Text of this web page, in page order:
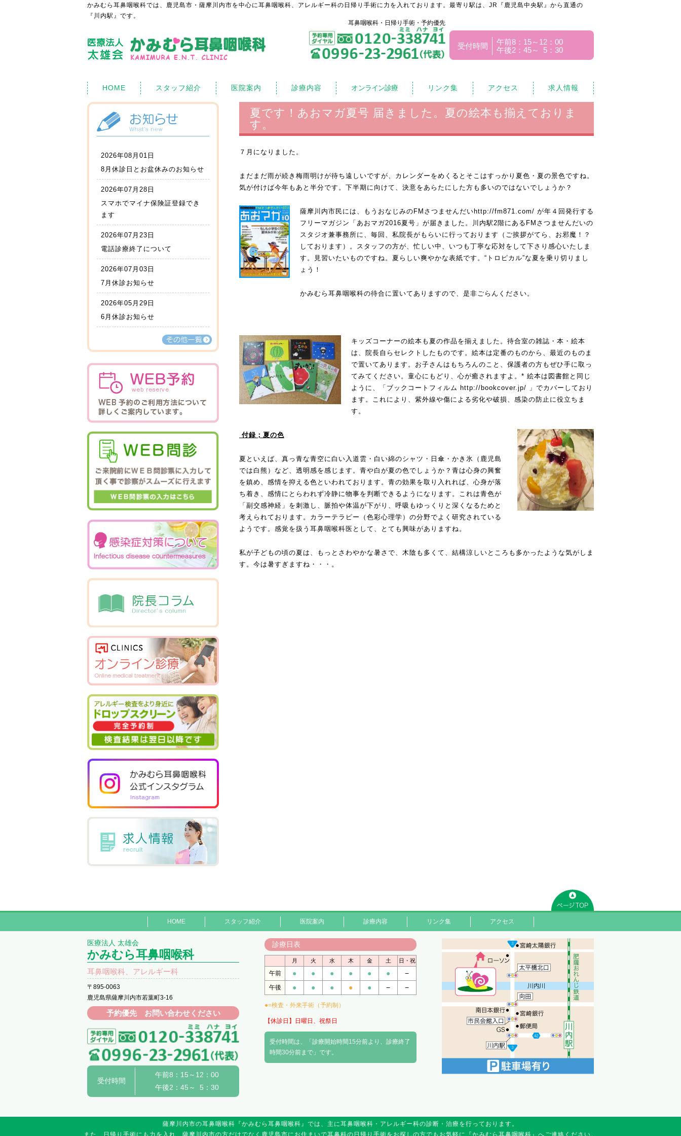
かみむら耳鼻咽喉科では、鹿児島市・薩摩川内市を中心に耳鼻咽喉科、アレルギー科の日帰り手術に力を入れております。最寄り駅は、JR『鹿児島中央駅』から直通の
『川内駅』です。
耳鼻咽喉科・日帰り手術・予約優先
受付時間
午前8：15～12：00
午後2：45～ 5：30
HOME スタッフ紹介 医院案内 診療内容 オンライン診療 リンク集 アクセス 求人情報
夏です！あおマガ夏号 届きました。夏の絵本も揃えておりま
す。
７月になりました。
まだまだ雨が続き梅雨明けが待ち遠しいですが、カレンダーをめくるとそこはすっかり夏色・夏の景色ですね。
気が付けば今年もあと半分です。下半期に向けて、決意をあらたにした方も多いのではないでしょうか？
薩摩川内市民には、もうおなじみのFMさつませんだい http://fm871.com/ が年４回発行する
フリーマガジン「あおマガ2016夏号」が届きました。川内駅2階にあるFMさつませんだいの
スタジオ兼事務所に、毎回、私院長がもらいに行っております（ご挨拶がてら、お邪魔！？
しております）。スタッフの方が、忙しい中、いつも丁寧な応対をして下さり感心いたしま
す。見習いたいものですね。夏らしい爽やかな表紙です。“トロピカル”な夏を乗り切りまし
ょう！
かみむら耳鼻咽喉科の待合に置いてありますので、是非ごらんください。
キッズコーナーの絵本も夏の作品を揃えました。待合室の雑誌・本・絵本
は、院長自らセレクトしたものです。絵本は定番のものから、最近のものま
で置いてあります。お子さんはもちろんのこと、保護者の方もぜひ手に取っ
てみてください。童心にもどり、心が癒されますよ。* 絵本は図書館と同じ
ように、「ブックコートフィルム http://bookcover.jp/ 」でカバーしており
ます。これにより、紫外線や傷による劣化や破損、感染の防止に役立ちま
す。
付録；夏の色
夏といえば、真っ青な青空に白い入道雲・白い綿のシャツ・日傘・かき氷（鹿児島
では白熊）など、透明感を感じます。青や白が夏の色でしょうか？青は心身の興奮
を鎮め、感情を抑える色といわれております。青の効果を取り入れれば、心身が落
ち着き、感情にとらわれず冷静に物事を判断できるようになります。これは青色が
「副交感神経」を刺激し、脈拍や体温が下がり、呼吸もゆっくりと深くなるためと
考えられております。カラーテラピー（色彩心理学）の分野でよく研究されている
ようです。感覚を扱う耳鼻咽喉科医として、とても興味がありますね。
私が子どもの頃の夏は、もっとさわやかな暑さで、木陰も多くて、結構涼しいところも多かったような気がしま
す。今は暑すぎますね・・・。
2026年08月01日
8月休診日とお盆休みのお知らせ
2026年07月28日
スマホでマイナ保険証登録でき
ます
2026年07月23日
電話診療終了について
2026年07月03日
7月休診お知らせ
2026年05月29日
6月休診お知らせ
HOME スタッフ紹介 医院案内 診療内容 リンク集 アクセス
医療法人 太雄会
かみむら耳鼻咽喉科
耳鼻咽喉科、アレルギー科
〒895-0063
鹿児島県薩摩川内市若葉町3-16
予約優先 お問い合わせください
受付時間
午前8：15～12：00
午後2：45～ 5：30
診療日表
月 火 水 木 金 土 日・祝
午前 ● ● ● ● ● ● −
午後 ● ● ● ● ● − −
●=検査・外来手術（予約制）
【休診日】日曜日、祝祭日
受付時間は、「診療開始時間15分前より、診療終了
時間30分前まで」です。
薩摩川内市の耳鼻咽喉科『かみむら耳鼻咽喉科』では、主に耳鼻咽喉科・アレルギー科の診断・治療を行っております。
また、日帰り手術にも力を入れ、薩摩川内市の方だけでなく鹿児島市にお住まいで耳鼻科の日帰り手術をお探しの方でもお気軽に『かみむら耳鼻咽喉科』へご連絡ください。